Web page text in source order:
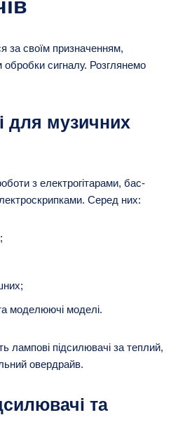
за своїм призначенням,
обробки сигналу. Розглянемо
для музичних
з електрогітарами, бас-
Серед них:
моделюючі моделі.
лампові підсилювачі за теплий,
овердрайв.
та